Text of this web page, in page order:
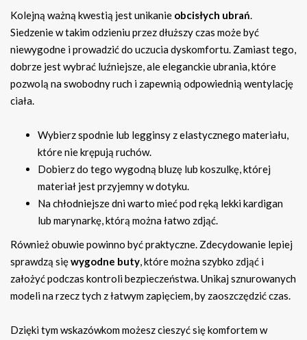
Kolejną ważną kwestią jest unikanie obcisłych ubrań.
Siedzenie w takim odzieniu przez dłuższy czas może być
niewygodne i prowadzić do uczucia dyskomfortu. Zamiast tego,
dobrze jest wybrać luźniejsze, ale eleganckie ubrania, które
pozwolą na swobodny ruch i zapewnią odpowiednią wentylację
ciała.
Wybierz spodnie lub legginsy z elastycznego materiału,
które nie krępują ruchów.
Dobierz do tego wygodną bluzę lub koszulkę, której
materiał jest przyjemny w dotyku.
Na chłodniejsze dni warto mieć pod ręką lekki kardigan
lub marynarkę, którą można łatwo zdjąć.
Również obuwie powinno być praktyczne. Zdecydowanie lepiej
sprawdzą sięwygodne buty, które można szybko zdjąć i
założyć podczas kontroli bezpieczeństwa. Unikaj sznurowanych
modeli na rzecz tych z łatwym zapięciem, by zaoszczędzić czas.
Dzięki tym wskazówkom możesz cieszyć się komfortem w